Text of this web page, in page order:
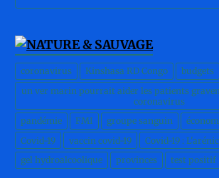
coronavirus Kinshasa RD Congo
budgets
un ver marin pourrait aider les patients
coronavirus
pandémie
FMI groupe sanguin
Covid-19
vaccin covid-19
Covid-19 :
gel hydroalcoolique
provinces test positif